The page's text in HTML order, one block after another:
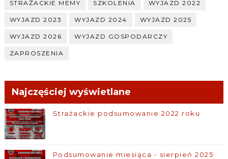
STRAŻACKIE MEMY SZKOLENIA WYJAZD 2022
WYJAZD 2023 WYJAZD 2024 WYJAZD 2025
WYJAZD 2026 WYJAZD GOSPODARCZY
ZAPROSZENIA
Najczęściej wyświetlane
Strażackie podsumowanie 2022 roku
Podsumowanie miesiąca - sierpień 2025